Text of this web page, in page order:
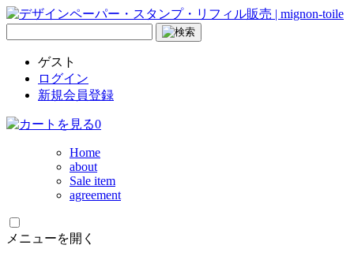
ゲスト
ログイン
新規会員登録
0
Home
about
Sale item
agreement
メニューを開く